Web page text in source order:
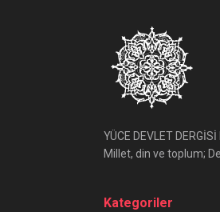
YÜCE DEVLET
Millet, din ve toplum;
Kategoriler